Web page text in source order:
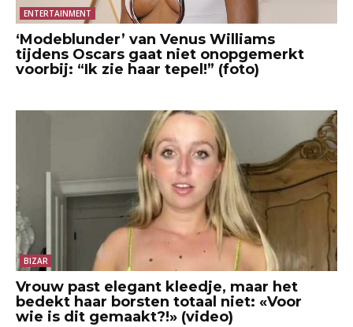
ENTERTAINMENT
‘Modeblunder’ van Venus Williams
tijdens Oscars gaat niet onopgemerkt
voorbij: “Ik zie haar tepel!” (foto)
BIZAR
Vrouw past elegant kleedje, maar het
bedekt haar borsten totaal niet: «Voor
wie is dit gemaakt?!» (video)